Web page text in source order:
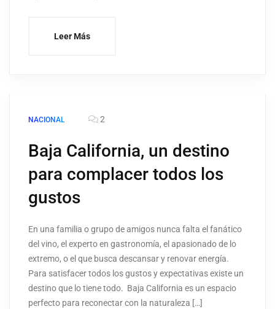
Leer Más
NACIONAL 2
Baja California, un destino
para complacer todos los
gustos
En una familia o grupo de amigos nunca falta el fanático
del vino, el experto en gastronomía, el apasionado de lo
extremo, o el que busca descansar y renovar energía.
Para satisfacer todos los gustos y expectativas existe un
destino que lo tiene todo. Baja California es un espacio
perfecto para reconectar con la naturaleza […]